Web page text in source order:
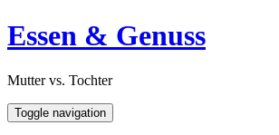
Skip
to
Open
Sidebar
Essen & Genuss
Mutter vs. Tochter
Toggle navigation